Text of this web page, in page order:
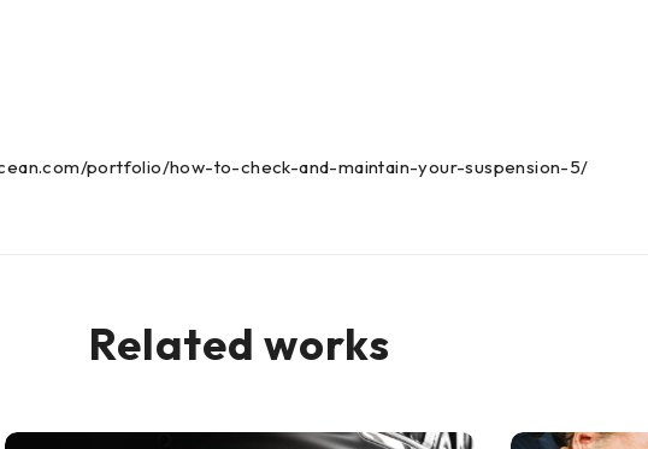
portfolio/how-to-check-and-maintain-your-suspension-5/
Related works